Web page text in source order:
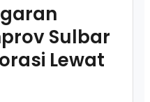
Sulbar
Lewat